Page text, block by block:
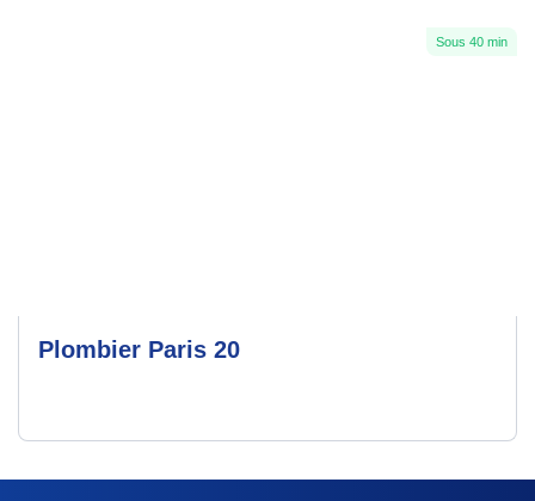
Sous 40 min
Plombier Paris 20